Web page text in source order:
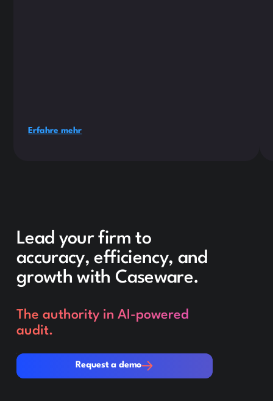
Erfahre mehr
Lead your firm to
accuracy, efficiency, and
growth with Caseware.
The authority in AI-powered
audit.
Request a demo
Request a demo